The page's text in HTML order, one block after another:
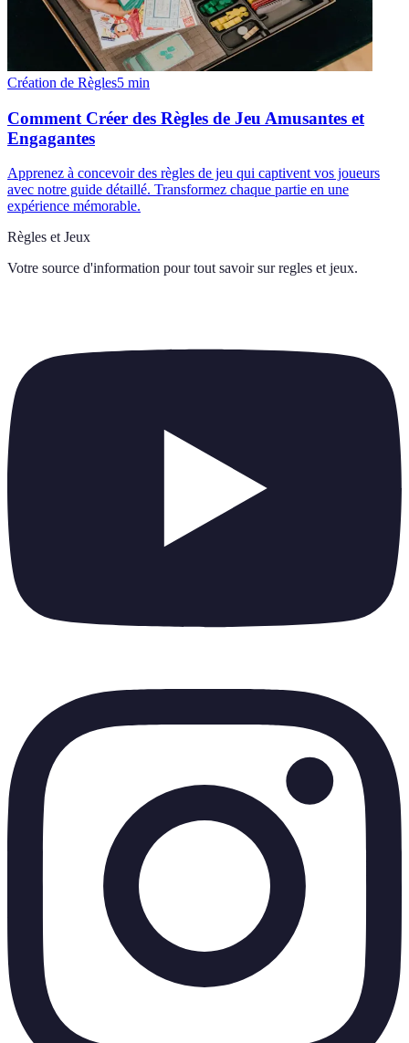
Création de Règles5 min
Comment Créer des Règles de Jeu Amusantes et
Engagantes
Apprenez à concevoir des règles de jeu qui captivent vos joueurs
avec notre guide détaillé. Transformez chaque partie en une
expérience mémorable.
Règles et Jeux
Votre source d'information pour tout savoir sur regles et jeux.